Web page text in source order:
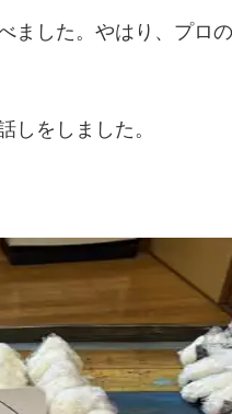
ました。やはり、プロ
しをしました。